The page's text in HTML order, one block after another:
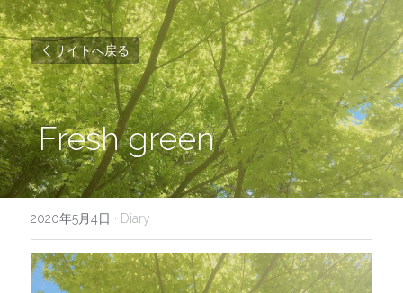
サイトへ戻る
Fresh green
2020年5月4日 · Diary